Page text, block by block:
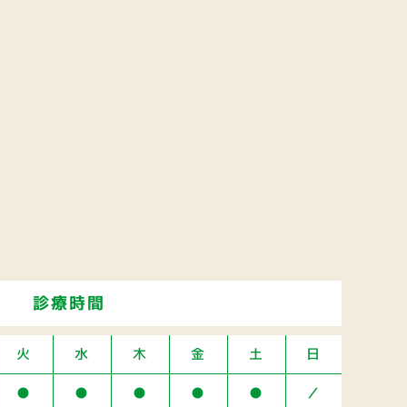
診療時間
火 水 木 金 土 日
● ● ● ● ● ／